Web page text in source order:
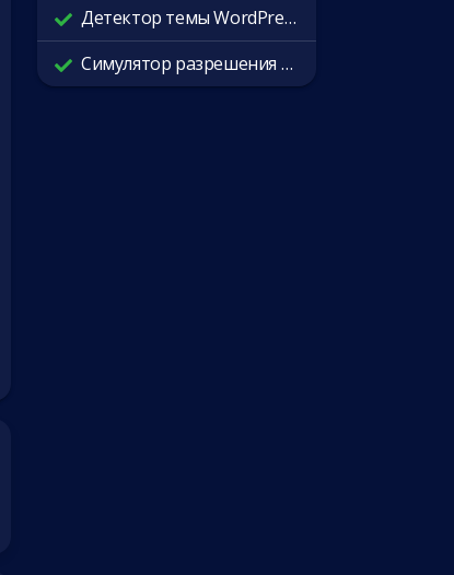
Детектор темы WordPress
Симулятор разрешения экрана